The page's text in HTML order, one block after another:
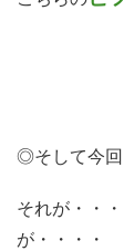
◎そして今回
それが・・
が・・・・